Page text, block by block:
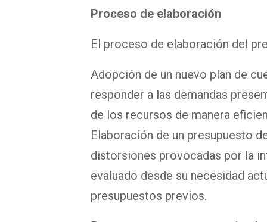
Proceso de elaboración
El proceso de elaboración del
Adopción de un nuevo plan de
responder a las demandas
de los recursos de manera
Elaboración de un presupuesto
distorsiones provocadas por la
evaluado desde su necesidad
presupuestos previos.